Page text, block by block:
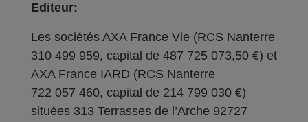
Editeur:
Les sociétés AXA France Vie (RCS Nanterre
310 499 959, capital de 487 725 073,50 €) et
AXA France IARD (RCS Nanterre
722 057 460, capital de 214 799 030 €)
situées 313 Terrasses de l’Arche 92727